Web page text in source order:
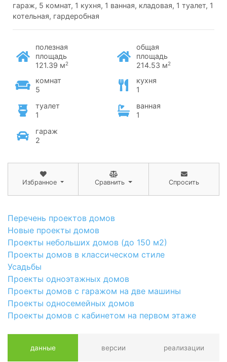
гараж, 5 комнат, 1 кухня, 1 ванная, кладовая, 1 туалет, 1
котельная, гардеробная
полезная
площадь
121.39 м2
общая
площадь
214.53 м2
комнат
5
кухня
1
туалет
1
ванная
1
гараж
2
Избранное Сравнить Спросить
Перечень проектов домов
Новые проекты домов
Проекты небольших домов (до 150 м2)
Проекты домов в классическом стиле
Усадьбы
Проекты одноэтажных домов
Проекты домов с гаражом на две машины
Проекты односемейных домов
Проекты домов с кабинетом на первом этаже
данные версии реализации